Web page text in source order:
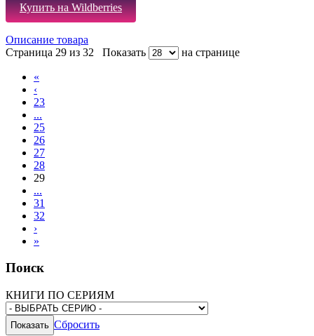
Купить на Wildberries
Описание товара
Страница 29 из 32
Показать на странице
«
‹
23
...
25
26
27
28
29
...
31
32
›
»
Поиск
КНИГИ ПО СЕРИЯМ
Сбросить